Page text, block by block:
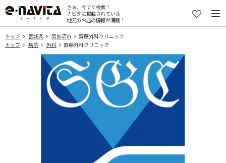
さぁ、今すぐ検索！
ナビタに掲載されている
地元のお店の情報が満載！
トップ 宮城県 気仙沼市
齋藤外科クリニック
トップ
病院 外科 齋藤外科クリニック